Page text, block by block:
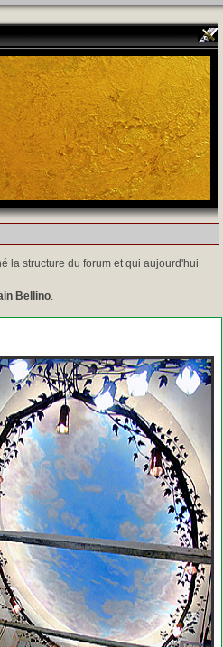
la structure du forum et qui aujourd'hui
Bellino.